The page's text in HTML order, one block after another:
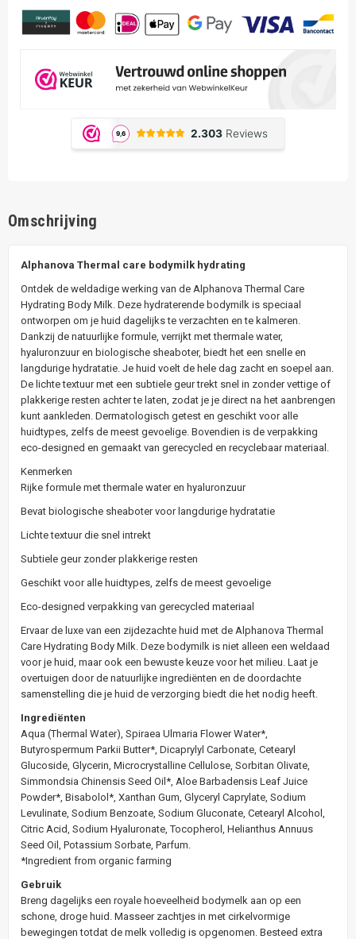
Omschrijving
Alphanova Thermal care bodymilk hydrating
Ontdek de weldadige werking van de Alphanova Thermal Care
Hydrating Body Milk. Deze hydraterende bodymilk is speciaal
ontworpen om je huid dagelijks te verzachten en te kalmeren.
Dankzij de natuurlijke formule, verrijkt met thermale water,
hyaluronzuur en biologische sheaboter, biedt het een snelle en
langdurige hydratatie. Je huid voelt de hele dag zacht en soepel aan.
De lichte textuur met een subtiele geur trekt snel in zonder vettige of
plakkerige resten achter te laten, zodat je je direct na het aanbrengen
kunt aankleden. Dermatologisch getest en geschikt voor alle
huidtypes, zelfs de meest gevoelige. Bovendien is de verpakking
eco-designed en gemaakt van gerecycled en recyclebaar materiaal.
Kenmerken
Rijke formule met thermale water en hyaluronzuur
Bevat biologische sheaboter voor langdurige hydratatie
Lichte textuur die snel intrekt
Subtiele geur zonder plakkerige resten
Geschikt voor alle huidtypes, zelfs de meest gevoelige
Eco-designed verpakking van gerecycled materiaal
Ervaar de luxe van een zijdezachte huid met de Alphanova Thermal
Care Hydrating Body Milk. Deze bodymilk is niet alleen een weldaad
voor je huid, maar ook een bewuste keuze voor het milieu. Laat je
overtuigen door de natuurlijke ingrediënten en de doordachte
samenstelling die je huid de verzorging biedt die het nodig heeft.
Ingrediënten
Aqua (Thermal Water), Spiraea Ulmaria Flower Water*,
Butyrospermum Parkii Butter*, Dicaprylyl Carbonate, Cetearyl
Glucoside, Glycerin, Microcrystalline Cellulose, Sorbitan Olivate,
Simmondsia Chinensis Seed Oil*, Aloe Barbadensis Leaf Juice
Powder*, Bisabolol*, Xanthan Gum, Glyceryl Caprylate, Sodium
Levulinate, Sodium Benzoate, Sodium Gluconate, Cetearyl Alcohol,
Citric Acid, Sodium Hyaluronate, Tocopherol, Helianthus Annuus
Seed Oil, Potassium Sorbate, Parfum.
*Ingredient from organic farming
Gebruik
Breng dagelijks een royale hoeveelheid bodymelk aan op een
schone, droge huid. Masseer zachtjes in met cirkelvormige
bewegingen totdat de melk volledig is opgenomen. Besteed extra